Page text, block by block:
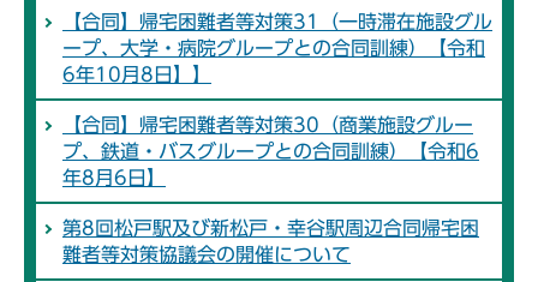
【合同】帰宅困難者等対策31（一時滞在施設グル
ープ、大学・病院グループとの合同訓練）【令和
6年10月8日】】
【合同】帰宅困難者等対策30（商業施設グルー
プ、鉄道・バスグループとの合同訓練）【令和6
年8月6日】
第8回松戸駅及び新松戸・幸谷駅周辺合同帰宅困
難者等対策協議会の開催について